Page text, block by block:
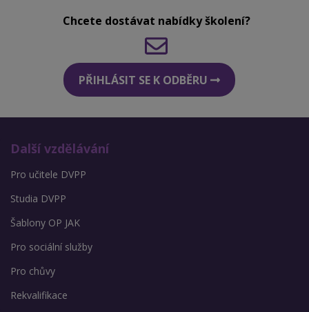
Chcete dostávat nabídky školení?
PŘIHLÁSIT SE K ODBĚRU
Další vzdělávání
Pro učitele DVPP
Studia DVPP
Šablony OP JAK
Pro sociální služby
Pro chůvy
Rekvalifikace